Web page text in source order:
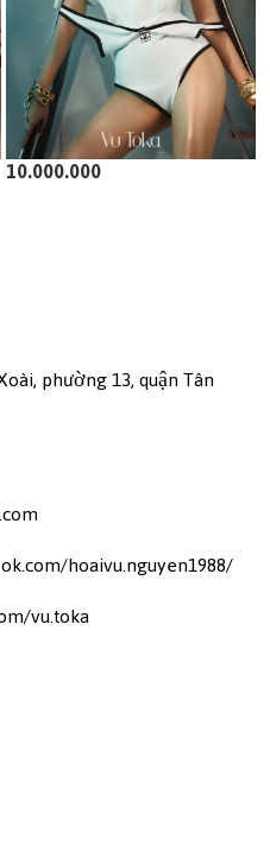
10.000.000
phường 13, quận Tân
hoaivu.nguyen1988/
vu.toka